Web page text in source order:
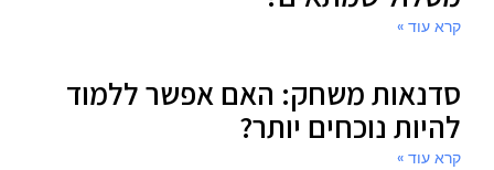
קרא עוד »
סדנאות משחק: האם אפשר ללמוד
להיות נוכחים יותר?
קרא עוד »